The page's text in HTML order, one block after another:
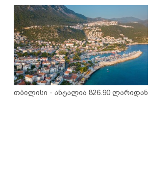
თბილისი - ანტალია 826.90 ლარიდან